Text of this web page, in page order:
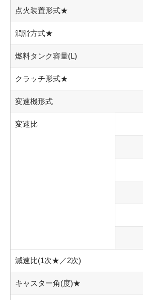
点火装置形式★
潤滑方式★
燃料タンク容量(L)
クラッチ形式★
変速機形式
変速比
減速比(1次★／2次)
キャスター角(度)★